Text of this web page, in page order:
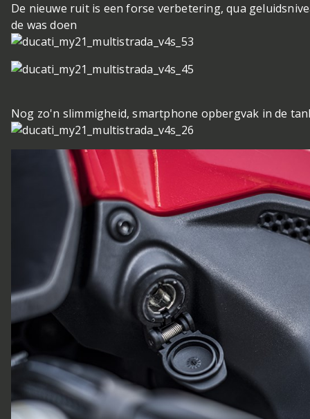
De nieuwe ruit is een forse verbetering, qua
de was doen
Nog zo'n slimmigheid, smartphone opbergvak in de